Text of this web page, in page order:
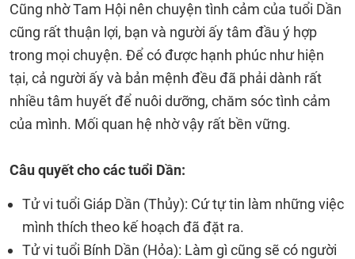
Cũng nhờ Tam Hội nên chuyện tình cảm của tuổi Dần
cũng rất thuận lợi, bạn và người ấy tâm đầu ý hợp
trong mọi chuyện. Để có được hạnh phúc như hiện
tại, cả người ấy và bản mệnh đều đã phải dành rất
nhiều tâm huyết để nuôi dưỡng, chăm sóc tình cảm
của mình. Mối quan hệ nhờ vậy rất bền vững.
Câu quyết cho các tuổi Dần:
Tử vi tuổi Giáp Dần (Thủy): Cứ tự tin làm những việc
mình thích theo kế hoạch đã đặt ra.
Tử vi tuổi Bính Dần (Hỏa): Làm gì cũng sẽ có người